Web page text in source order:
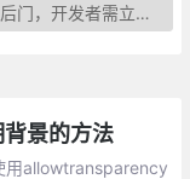
开发者需立即检查
景的方法
用allowtransparency